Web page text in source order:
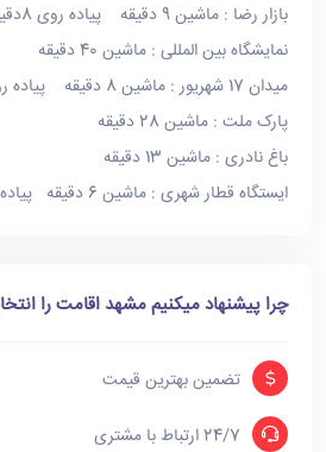
بازار رضا : ماشین 9 دقیقه پیاده روی 8دقیقه
نمایشگاه بین المللی : ماشین 40 دقیقه
میدان 17 شهریور : ماشین 8 دقیقه پیاده روی 9دقیقه
پارک ملت : ماشین 28 دقیقه
باغ نادری : ماشین 13 دقیقه
ایستگاه قطار شهری : ماشین 6 دقیقه پیاده روی 11دقیقه
چرا پیشنهاد میکنیم مشهد اقامت را
تضمین بهترین قیمت
24/7 ارتباط با مشتری